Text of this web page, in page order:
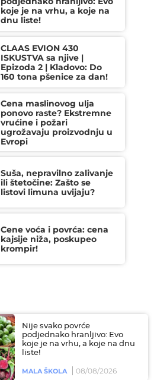
koje je na vrhu, a koje na
dnu liste!
CLAAS EVION 430
ISKUSTVA sa njive |
Epizoda 2 | Kladovo: Do
160 tona pšenice za dan!
Cena maslinovog ulja
ponovo raste? Ekstremne
vrućine i požari
ugrožavaju proizvodnju u
Evropi
Suša, nepravilno zalivanje
ili štetočine: Zašto se
listovi limuna uvijaju?
Cene voća i povrća: cena
kajsije niža, poskupeo
krompir!
Nije svako povrće
podjednako hranljivo: Evo
koje je na vrhu, a koje na dnu
liste!
MALA ŠKOLA 08/08/2026